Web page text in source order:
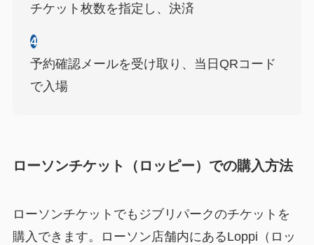
チケット枚数を指定し、決済
4
予約確認メールを受け取り、当日QRコード
で入場
ローソンチケット（ロッピー）での購入方法
ローソンチケットでもジブリパークのチケットを
購入できます。ローソン店舗内にあるLoppi（ロッ